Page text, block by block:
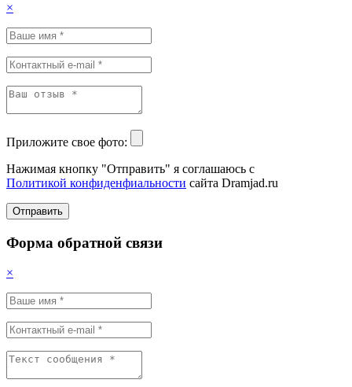
×
Приложите свое фото:
Нажимая кнопку "Отправить" я соглашаюсь с
Политикой конфиденфиальности сайта Dramjad.ru
Отправить
Форма обратной связи
×